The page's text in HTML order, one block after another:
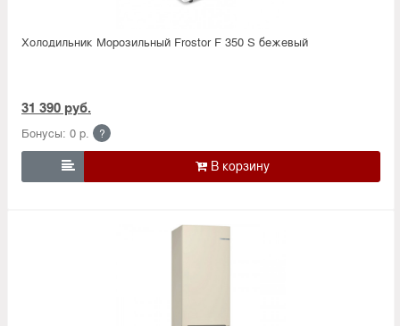
Холодильник Морозильный Frostor F 350 S бежевый
31 390 руб.
Бонусы: 0 р. ?
